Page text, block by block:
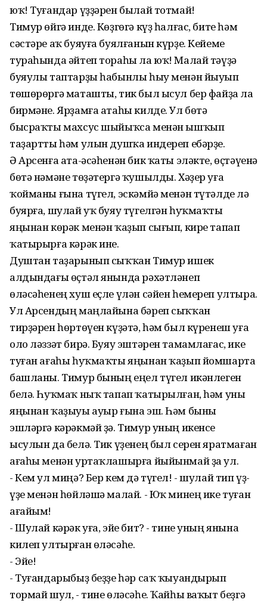
юҡ! Туғандар үҙҙәрен былай тотмай!
Тимур өйгә инде. Көҙгөгә күҙ һалғас, бите һәм
сәстәре аҡ буяуға буялғанын күрҙе. Кейеме
тураһында әйтеп тораһы ла юҡ! Малай тәүҙә
буяулы таптарҙы һабынлы һыу менән йыуып
төшөрөргә маташты, тик был ысул бер файҙа ла
бирмәне. Ярҙамға атаһы килде. Ул бөтә
бысраҡты махсус шыйыҡса менән ышҡып
таҙартты һәм улын душҡа индереп ебәрҙе.
Ә Арсенға ата-әсәһенән бик ҡаты эләкте, өҫтәүенә
бөтә нәмәне төҙәтергә ҡушылды. Хәҙер уға
ҡойманы ғына түгел, эскәмйә менән түтәлде лә
буярға, шулай уҡ буяу түгелгән һуҡмаҡты
яңынан көрәк менән ҡаҙып сығып, кире тапап
ҡатырырға кәрәк ине.
Душтан таҙарынып сыҡҡан Тимур ишек
алдындағы өҫтәл янында рәхәтләнеп
өләсәһенең хуш еҫле үлән сәйен һемереп ултыра.
Ул Арсендың маңлайына бәреп сыҡҡан
тирҙәрен һөртөүен күҙәтә, һәм был күренеш уға
оло ләззәт бирә. Буяу эштәрен тамамлағас, ике
туған ағаһы һуҡмаҡты яңынан ҡаҙып йомшарта
башланы. Тимур бының еңел түгел икәнлеген
белә. Һуҡмаҡ ныҡ тапап ҡатырылған, һәм уны
яңынан ҡаҙыуы ауыр ғына эш. Һәм быны
эшләргә кәрәкмәй ҙә. Тимур уның икенсе
ысулын да белә. Тик үҙенең был серен яратмаған
ағаһы менән уртаҡлашырға йыйынмай ҙа ул.
- Кем ул миңә? Бер кем дә түгел! - шулай тип үҙ-
үҙе менән һөйләшә малай. - Юҡ минең ике туған
ағайым!
- Шулай кәрәк уға, эйе бит? - тине уның янына
килеп ултырған өләсәһе.
- Эйе!
- Туғандарыбыҙ беҙҙе һәр саҡ ҡыуандырып
тормай шул, - тине өләсәһе. Ҡайһы ваҡыт беҙгә